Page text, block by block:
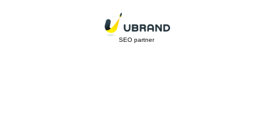
SEO partner